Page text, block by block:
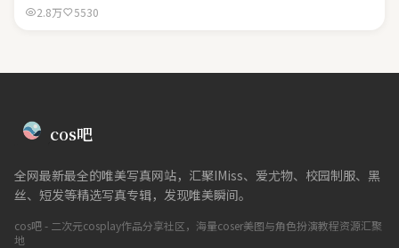
2.8万 5530
cos吧
全网最新最全的唯美写真网站，汇聚IMiss、爱尤物、校园制服、黑
丝、短发等精选写真专辑，发现唯美瞬间。
cos吧 - 二次元cosplay作品分享社区，海量coser美图与角色扮演教程资源汇聚
地